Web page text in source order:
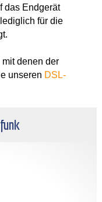
das Endgerät
für die
denen der
unseren DSL-